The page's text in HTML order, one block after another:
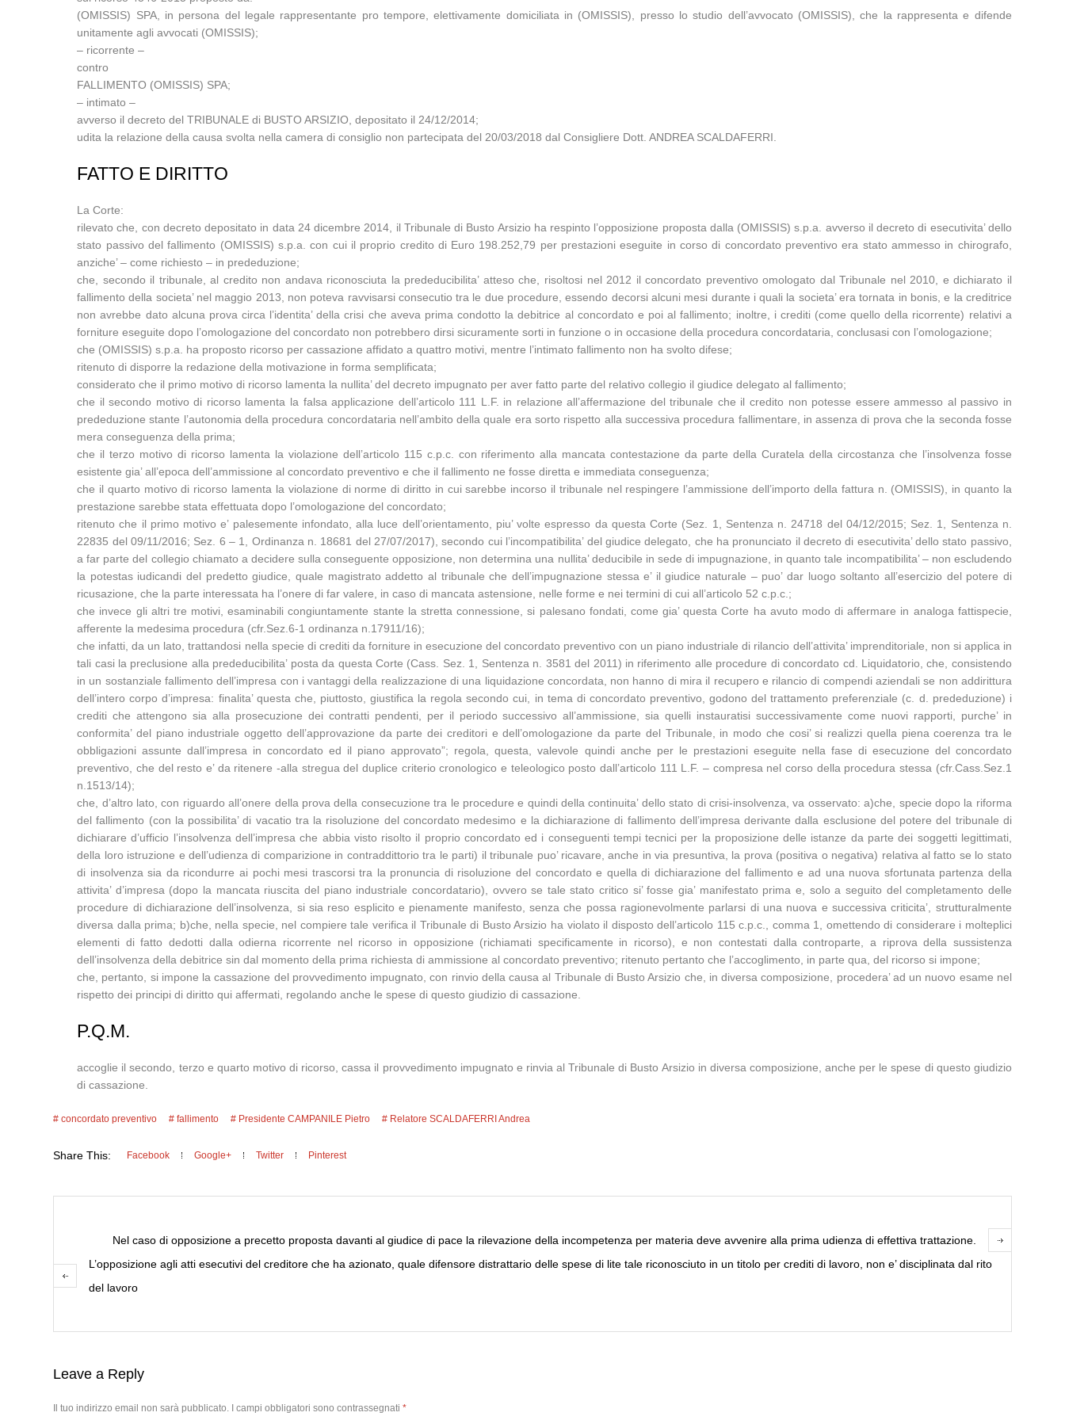
(OMISSIS) SPA, in persona del legale rappresentante pro tempore, elettivamente domiciliata in (OMISSIS), presso lo studio dell’avvocato (OMISSIS), che la rappresenta e difende
unitamente agli avvocati (OMISSIS);
– ricorrente –
contro
FALLIMENTO (OMISSIS) SPA;
– intimato –
avverso il decreto del TRIBUNALE di BUSTO ARSIZIO, depositato il 24/12/2014;
udita la relazione della causa svolta nella camera di consiglio non partecipata del 20/03/2018 dal Consigliere Dott. ANDREA SCALDAFERRI.
FATTO E DIRITTO
La Corte:
rilevato che, con decreto depositato in data 24 dicembre 2014, il Tribunale di Busto Arsizio ha respinto l’opposizione proposta dalla (OMISSIS) s.p.a. avverso il decreto di esecutivita’ dello
stato passivo del fallimento (OMISSIS) s.p.a. con cui il proprio credito di Euro 198.252,79 per prestazioni eseguite in corso di concordato preventivo era stato ammesso in chirografo,
anziche’ – come richiesto – in prededuzione;
che, secondo il tribunale, al credito non andava riconosciuta la prededucibilita’ atteso che, risoltosi nel 2012 il concordato preventivo omologato dal Tribunale nel 2010, e dichiarato il
fallimento della societa’ nel maggio 2013, non poteva ravvisarsi consecutio tra le due procedure, essendo decorsi alcuni mesi durante i quali la societa’ era tornata in bonis, e la creditrice
non avrebbe dato alcuna prova circa l’identita’ della crisi che aveva prima condotto la debitrice al concordato e poi al fallimento; inoltre, i crediti (come quello della ricorrente) relativi a
forniture eseguite dopo l’omologazione del concordato non potrebbero dirsi sicuramente sorti in funzione o in occasione della procedura concordataria, conclusasi con l’omologazione;
che (OMISSIS) s.p.a. ha proposto ricorso per cassazione affidato a quattro motivi, mentre l’intimato fallimento non ha svolto difese;
ritenuto di disporre la redazione della motivazione in forma semplificata;
considerato che il primo motivo di ricorso lamenta la nullita’ del decreto impugnato per aver fatto parte del relativo collegio il giudice delegato al fallimento;
che il secondo motivo di ricorso lamenta la falsa applicazione dell’articolo 111 L.F. in relazione all’affermazione del tribunale che il credito non potesse essere ammesso al passivo in
prededuzione stante l’autonomia della procedura concordataria nell’ambito della quale era sorto rispetto alla successiva procedura fallimentare, in assenza di prova che la seconda fosse
mera conseguenza della prima;
che il terzo motivo di ricorso lamenta la violazione dell’articolo 115 c.p.c. con riferimento alla mancata contestazione da parte della Curatela della circostanza che l’insolvenza fosse
esistente gia’ all’epoca dell’ammissione al concordato preventivo e che il fallimento ne fosse diretta e immediata conseguenza;
che il quarto motivo di ricorso lamenta la violazione di norme di diritto in cui sarebbe incorso il tribunale nel respingere l’ammissione dell’importo della fattura n. (OMISSIS), in quanto la
prestazione sarebbe stata effettuata dopo l’omologazione del concordato;
ritenuto che il primo motivo e’ palesemente infondato, alla luce dell’orientamento, piu’ volte espresso da questa Corte (Sez. 1, Sentenza n. 24718 del 04/12/2015; Sez. 1, Sentenza n.
22835 del 09/11/2016; Sez. 6 – 1, Ordinanza n. 18681 del 27/07/2017), secondo cui l’incompatibilita’ del giudice delegato, che ha pronunciato il decreto di esecutivita’ dello stato passivo,
a far parte del collegio chiamato a decidere sulla conseguente opposizione, non determina una nullita’ deducibile in sede di impugnazione, in quanto tale incompatibilita’ – non escludendo
la potestas iudicandi del predetto giudice, quale magistrato addetto al tribunale che dell’impugnazione stessa e’ il giudice naturale – puo’ dar luogo soltanto all’esercizio del potere di
ricusazione, che la parte interessata ha l’onere di far valere, in caso di mancata astensione, nelle forme e nei termini di cui all’articolo 52 c.p.c.;
che invece gli altri tre motivi, esaminabili congiuntamente stante la stretta connessione, si palesano fondati, come gia’ questa Corte ha avuto modo di affermare in analoga fattispecie,
afferente la medesima procedura (cfr.Sez.6-1 ordinanza n.17911/16);
che infatti, da un lato, trattandosi nella specie di crediti da forniture in esecuzione del concordato preventivo con un piano industriale di rilancio dell’attivita’ imprenditoriale, non si applica in
tali casi la preclusione alla prededucibilita’ posta da questa Corte (Cass. Sez. 1, Sentenza n. 3581 del 2011) in riferimento alle procedure di concordato cd. Liquidatorio, che, consistendo
in un sostanziale fallimento dell’impresa con i vantaggi della realizzazione di una liquidazione concordata, non hanno di mira il recupero e rilancio di compendi aziendali se non addirittura
dell’intero corpo d’impresa: finalita’ questa che, piuttosto, giustifica la regola secondo cui, in tema di concordato preventivo, godono del trattamento preferenziale (c. d. prededuzione) i
crediti che attengono sia alla prosecuzione dei contratti pendenti, per il periodo successivo all’ammissione, sia quelli instauratisi successivamente come nuovi rapporti, purche’ in
conformita’ del piano industriale oggetto dell’approvazione da parte dei creditori e dell’omologazione da parte del Tribunale, in modo che cosi’ si realizzi quella piena coerenza tra le
obbligazioni assunte dall’impresa in concordato ed il piano approvato”; regola, questa, valevole quindi anche per le prestazioni eseguite nella fase di esecuzione del concordato
preventivo, che del resto e’ da ritenere -alla stregua del duplice criterio cronologico e teleologico posto dall’articolo 111 L.F. – compresa nel corso della procedura stessa (cfr.Cass.Sez.1
n.1513/14);
che, d’altro lato, con riguardo all’onere della prova della consecuzione tra le procedure e quindi della continuita’ dello stato di crisi-insolvenza, va osservato: a)che, specie dopo la riforma
del fallimento (con la possibilita’ di vacatio tra la risoluzione del concordato medesimo e la dichiarazione di fallimento dell’impresa derivante dalla esclusione del potere del tribunale di
dichiarare d’ufficio l’insolvenza dell’impresa che abbia visto risolto il proprio concordato ed i conseguenti tempi tecnici per la proposizione delle istanze da parte dei soggetti legittimati,
della loro istruzione e dell’udienza di comparizione in contraddittorio tra le parti) il tribunale puo’ ricavare, anche in via presuntiva, la prova (positiva o negativa) relativa al fatto se lo stato
di insolvenza sia da ricondurre ai pochi mesi trascorsi tra la pronuncia di risoluzione del concordato e quella di dichiarazione del fallimento e ad una nuova sfortunata partenza della
attivita’ d’impresa (dopo la mancata riuscita del piano industriale concordatario), ovvero se tale stato critico si’ fosse gia’ manifestato prima e, solo a seguito del completamento delle
procedure di dichiarazione dell’insolvenza, si sia reso esplicito e pienamente manifesto, senza che possa ragionevolmente parlarsi di una nuova e successiva criticita’, strutturalmente
diversa dalla prima; b)che, nella specie, nel compiere tale verifica il Tribunale di Busto Arsizio ha violato il disposto dell’articolo 115 c.p.c., comma 1, omettendo di considerare i molteplici
elementi di fatto dedotti dalla odierna ricorrente nel ricorso in opposizione (richiamati specificamente in ricorso), e non contestati dalla controparte, a riprova della sussistenza
dell’insolvenza della debitrice sin dal momento della prima richiesta di ammissione al concordato preventivo; ritenuto pertanto che l’accoglimento, in parte qua, del ricorso si impone;
che, pertanto, si impone la cassazione del provvedimento impugnato, con rinvio della causa al Tribunale di Busto Arsizio che, in diversa composizione, procedera’ ad un nuovo esame nel
rispetto dei principi di diritto qui affermati, regolando anche le spese di questo giudizio di cassazione.
P.Q.M.
accoglie il secondo, terzo e quarto motivo di ricorso, cassa il provvedimento impugnato e rinvia al Tribunale di Busto Arsizio in diversa composizione, anche per le spese di questo giudizio
di cassazione.
concordato preventivo fallimento Presidente CAMPANILE Pietro Relatore SCALDAFERRI Andrea
Share This: Facebook Google+ Twitter Pinterest
Nel caso di opposizione a precetto proposta davanti al giudice di pace la rilevazione della incompetenza per materia deve avvenire alla prima udienza di effettiva trattazione.
L’opposizione agli atti esecutivi del creditore che ha azionato, quale difensore distrattario delle spese di lite tale riconosciuto in un titolo per crediti di lavoro, non e’ disciplinata dal rito
del lavoro
Leave a Reply
Il tuo indirizzo email non sarà pubblicato. I campi obbligatori sono contrassegnati*